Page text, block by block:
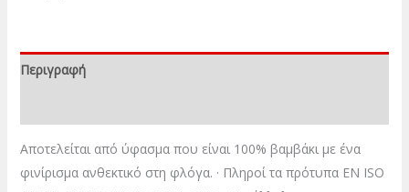
Περιγραφή
Αποτελείται από ύφασμα που είναι 100% βαμβάκι με ένα
φινίρισμα ανθεκτικό στη φλόγα. · Πληροί τα πρότυπα ΕΝ ISO